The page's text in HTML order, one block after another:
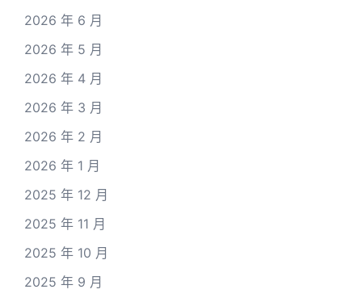
2026 年 6 月
2026 年 5 月
2026 年 4 月
2026 年 3 月
2026 年 2 月
2026 年 1 月
2025 年 12 月
2025 年 11 月
2025 年 10 月
2025 年 9 月